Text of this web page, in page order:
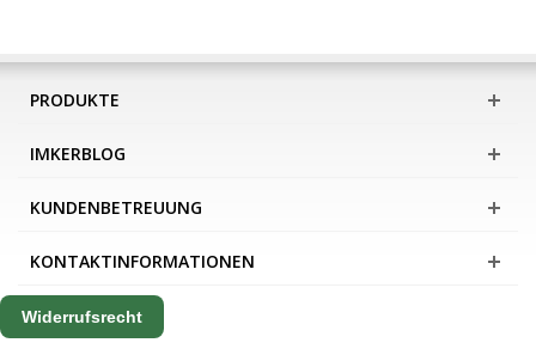
PRODUKTE
IMKERBLOG
KUNDENBETREUUNG
KONTAKTINFORMATIONEN
Widerrufsrecht